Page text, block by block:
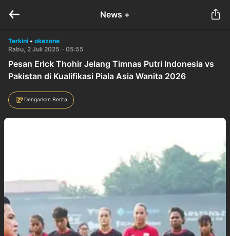
News +
Terkini • okezone
Rabu, 2 Juli 2025 - 05:55
Pesan Erick Thohir Jelang Timnas Putri Indonesia vs
Pakistan di Kualifikasi Piala Asia Wanita 2026
Dengarkan Berita